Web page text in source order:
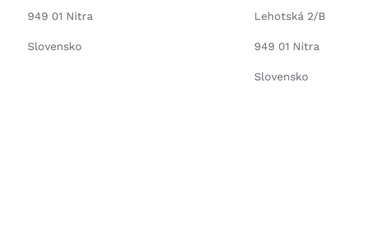
949 01 Nitra
Slovensko
Lehotská 2/B
949 01 Nitra
Slovensko